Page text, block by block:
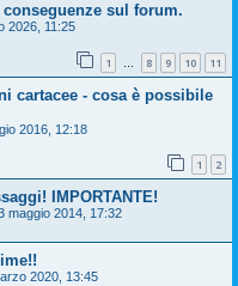
sul forum.
2026, 11:25
1 … 8 9 10 11
cartacee - cosa è possibile
2016, 12:18
1 2
IMPORTANTE!
maggio 2014, 17:32
2020, 13:45